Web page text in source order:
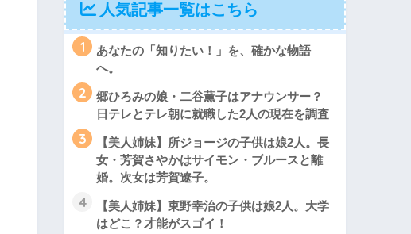
人気記事一覧はこちら
1
あなたの「知りたい！」を、確かな物語
へ。
2
郷ひろみの娘・二谷薫子はアナウンサー？
日テレとテレ朝に就職した2人の現在を調査
3
【美人姉妹】所ジョージの子供は娘2人。長
女・芳賀さやかはサイモン・ブルースと離
婚。次女は芳賀遼子。
4
【美人姉妹】東野幸治の子供は娘2人。大学
はどこ？才能がスゴイ！